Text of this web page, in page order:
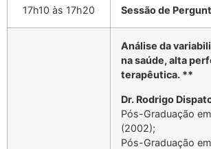
17h10 às 17h20 Sessão de
Análise da
na saúde, alta
terapêutica. **
Dr. Rodrigo
Pós-Graduação
(2002);
Pós-Graduação